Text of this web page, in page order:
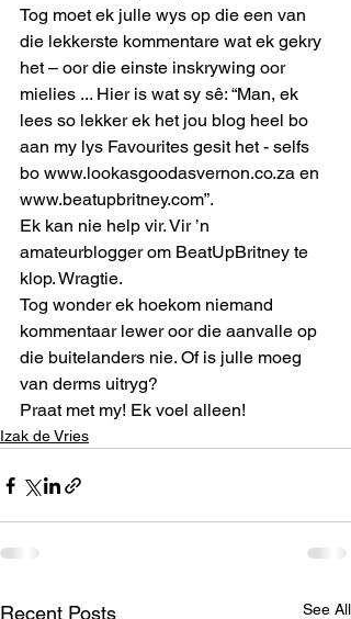
Tog moet ek julle wys op die een van
die lekkerste kommentare wat ek gekry
het – oor die einste inskrywing oor
mielies ... Hier is wat sy sê: “Man, ek
lees so lekker ek het jou blog heel bo
aan my lys Favourites gesit het - selfs
bo www.lookasgoodasvernon.co.za en
www.beatupbritney.com”.
Ek kan nie help vir. Vir ’n
amateurblogger om BeatUpBritney te
klop. Wragtie.
Tog wonder ek hoekom niemand
kommentaar lewer oor die aanvalle op
die buitelanders nie. Of is julle moeg
van derms uitryg?
Praat met my! Ek voel alleen!
Izak de Vries
Recent Posts See All